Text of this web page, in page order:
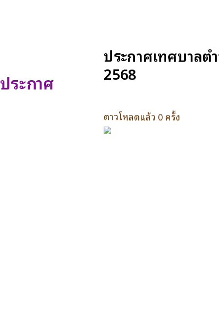
ประกาศ
ประกาศเทศบาลต
2568
ดาวโหลดแล้ว 0 ครั้ง